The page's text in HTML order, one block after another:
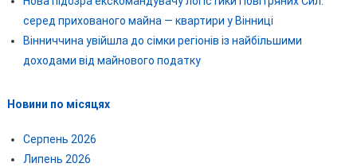
серед прихованого майна — квартири у Вінниці
Вінниччина увійшла до сімки регіонів із найбільшими
доходами від майнового податку
Новини по місяцях
Серпень 2026
Липень 2026